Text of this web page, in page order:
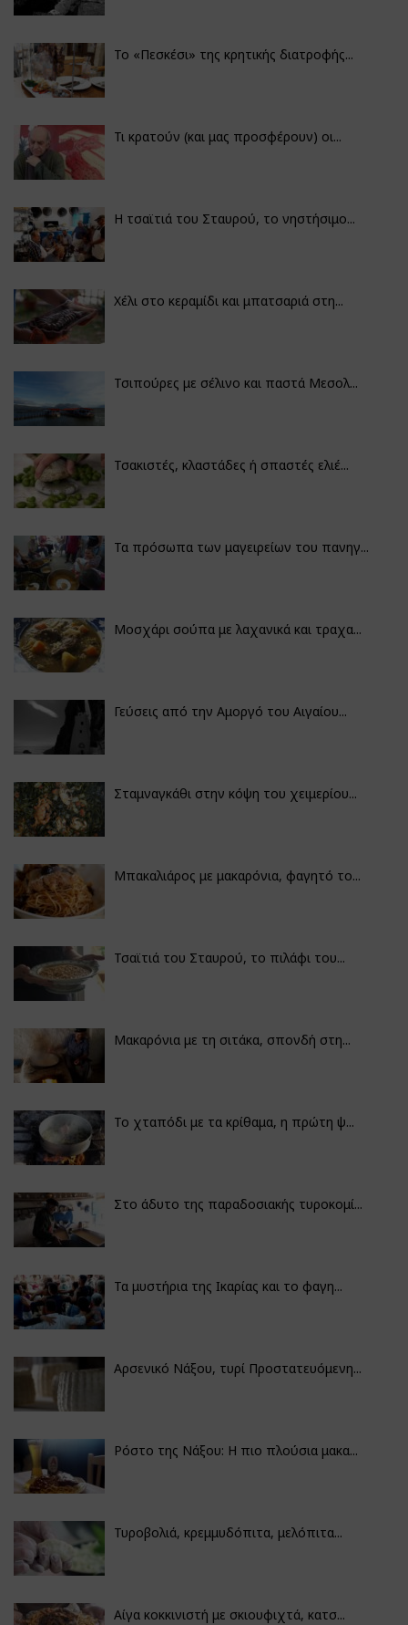
Το «Πεσκέσι» της κρητικής διατροφής...
Τι κρατούν (και μας προσφέρουν) οι...
Η τσαϊτιά του Σταυρού, το νηστήσιμο...
Χέλι στο κεραμίδι και μπατσαριά στη...
Τσιπούρες με σέλινο και παστά Μεσολ...
Τσακιστές, κλαστάδες ή σπαστές ελιέ...
Τα πρόσωπα των μαγειρείων του πανηγ...
Μοσχάρι σούπα με λαχανικά και τραχα...
Γεύσεις από την Αμοργό του Αιγαίου...
Σταμναγκάθι στην κόψη του χειμερίου...
Μπακαλιάρος με μακαρόνια, φαγητό το...
Τσαϊτιά του Σταυρού, το πιλάφι του...
Μακαρόνια με τη σιτάκα, σπονδή στη...
Το χταπόδι με τα κρίθαμα, η πρώτη ψ...
Στο άδυτο της παραδοσιακής τυροκομί...
Τα μυστήρια της Ικαρίας και το φαγη...
Αρσενικό Νάξου, τυρί Προστατευόμενη...
Ρόστο της Νάξου: Η πιο πλούσια μακα...
Τυροβολιά, κρεμμυδόπιτα, μελόπιτα...
Αίγα κοκκινιστή με σκιουφιχτά, κατσ...